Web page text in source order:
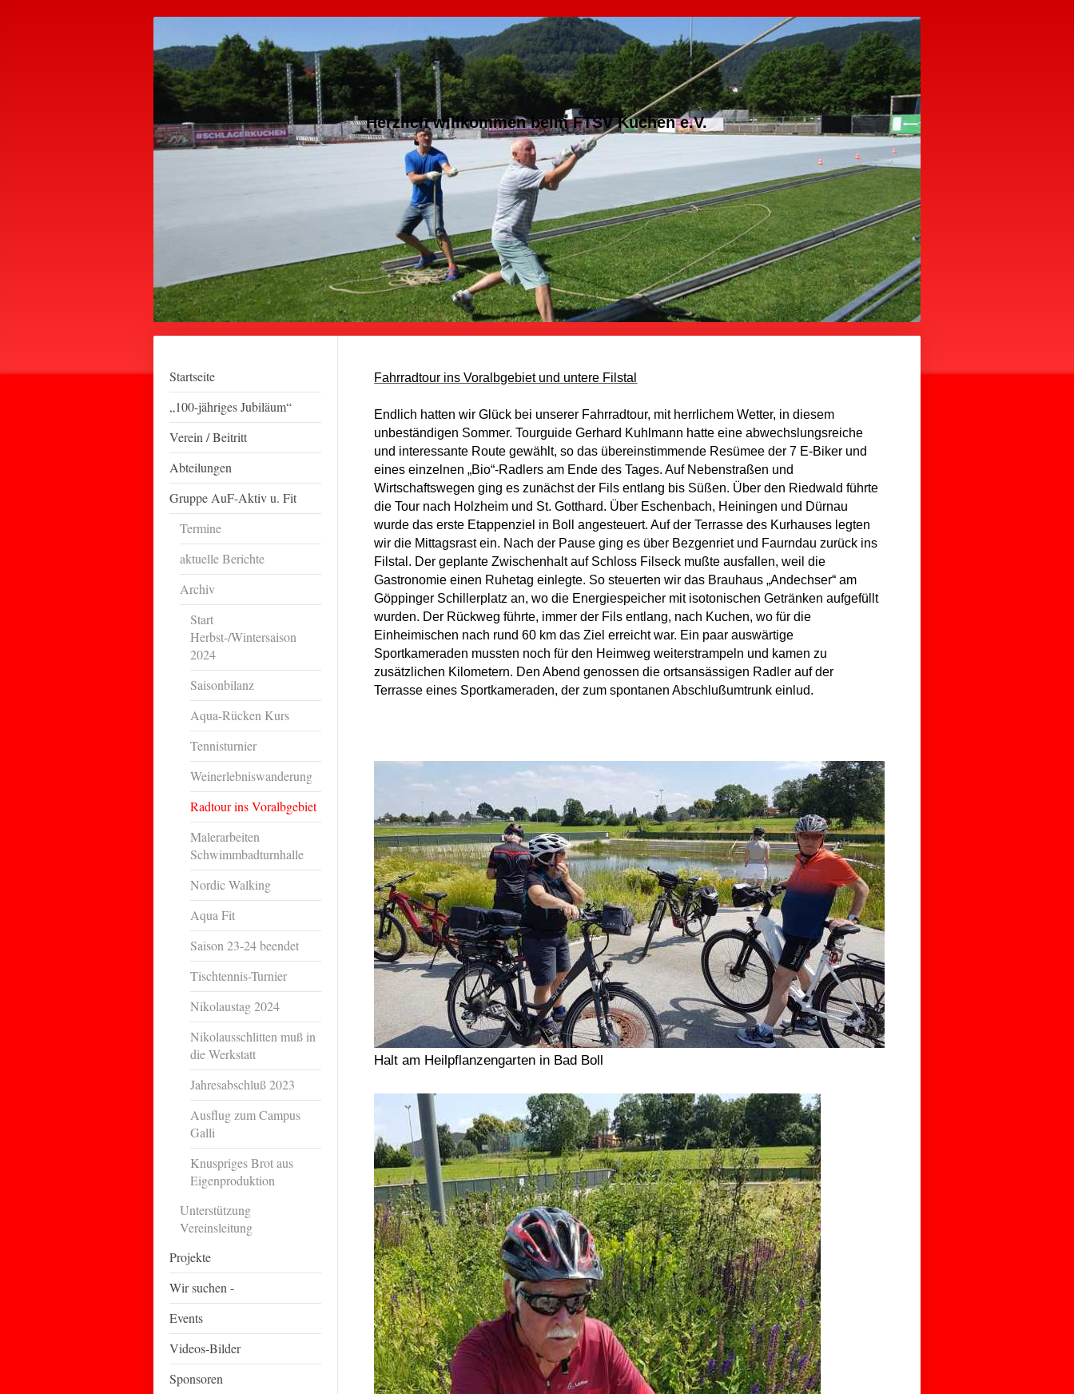
Herzlich willkommen beim FTSV Kuchen e.V.
Herzlich willkommen beim FTSV Kuchen e.V.
Startseite
„100-jähriges Jubiläum“
Verein / Beitritt
Abteilungen
Gruppe AuF-Aktiv u. Fit
Termine
aktuelle Berichte
Archiv
Start
Herbst-/Wintersaison
2024
Saisonbilanz
Aqua-Rücken Kurs
Tennisturnier
Weinerlebniswanderung
Radtour ins Voralbgebiet
Malerarbeiten
Schwimmbadturnhalle
Nordic Walking
Aqua Fit
Saison 23-24 beendet
Tischtennis-Turnier
Nikolaustag 2024
Nikolausschlitten muß in
die Werkstatt
Jahresabschluß 2023
Ausflug zum Campus
Galli
Knuspriges Brot aus
Eigenproduktion
Unterstützung
Vereinsleitung
Projekte
Wir suchen -
Events
Videos-Bilder
Sponsoren
Fahrradtour ins Voralbgebiet und untere Filstal
Endlich hatten wir Glück bei unserer Fahrradtour, mit herrlichem Wetter, in diesem
unbeständigen Sommer. Tourguide Gerhard Kuhlmann hatte eine abwechslungsreiche
und interessante Route gewählt, so das übereinstimmende Resümee der 7 E-Biker und
eines einzelnen „Bio“-Radlers am Ende des Tages. Auf Nebenstraßen und
Wirtschaftswegen ging es zunächst der Fils entlang bis Süßen. Über den Riedwald führte
die Tour nach Holzheim und St. Gotthard. Über Eschenbach, Heiningen und Dürnau
wurde das erste Etappenziel in Boll angesteuert. Auf der Terrasse des Kurhauses legten
wir die Mittagsrast ein. Nach der Pause ging es über Bezgenriet und Faurndau zurück ins
Filstal. Der geplante Zwischenhalt auf Schloss Filseck mußte ausfallen, weil die
Gastronomie einen Ruhetag einlegte. So steuerten wir das Brauhaus „Andechser“ am
Göppinger Schillerplatz an, wo die Energiespeicher mit isotonischen Getränken aufgefüllt
wurden. Der Rückweg führte, immer der Fils entlang, nach Kuchen, wo für die
Einheimischen nach rund 60 km das Ziel erreicht war. Ein paar auswärtige
Sportkameraden mussten noch für den Heimweg weiterstrampeln und kamen zu
zusätzlichen Kilometern. Den Abend genossen die ortsansässigen Radler auf der
Terrasse eines Sportkameraden, der zum spontanen Abschlußumtrunk einlud.
Halt am Heilpflanzengarten in Bad Boll